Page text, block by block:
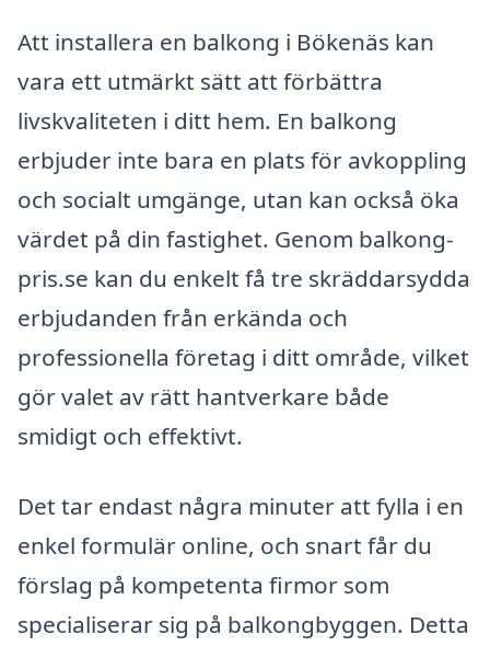
Att installera en balkong i Bökenäs kan
vara ett utmärkt sätt att förbättra
livskvaliteten i ditt hem. En balkong
erbjuder inte bara en plats för avkoppling
och socialt umgänge, utan kan också öka
värdet på din fastighet. Genom balkong-
pris.se kan du enkelt få tre skräddarsydda
erbjudanden från erkända och
professionella företag i ditt område, vilket
gör valet av rätt hantverkare både
smidigt och effektivt.
Det tar endast några minuter att fylla i en
enkel formulär online, och snart får du
förslag på kompetenta firmor som
specialiserar sig på balkongbyggen. Detta